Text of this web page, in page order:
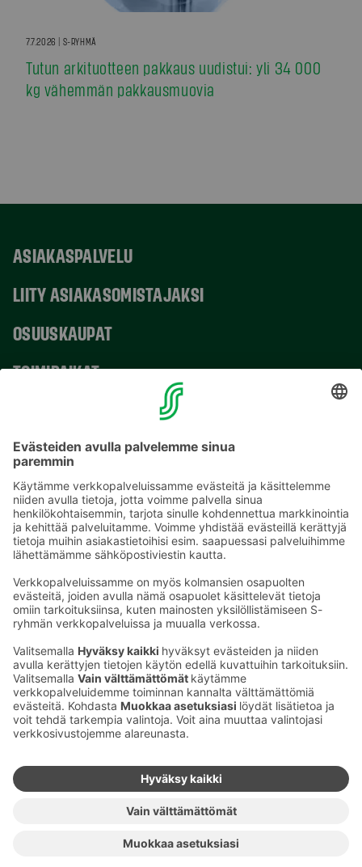
7.7.2026 | S-RYHMÄ
Tutun arkituotteen pakkaus uudistui: yli 34 000
kg vähemmän pakkausmuovia
ASIAKASPALVELU
LIITY ASIAKASOMISTAJAKSI
OSUUSKAUPAT
TOIMIPAIKAT
Sähköpostiosoitteet S-ryhmässä ovat muotoa
etunimi.sukunimi@sok.fi
Seuraa meitä:
Muuta evästeasetuksia